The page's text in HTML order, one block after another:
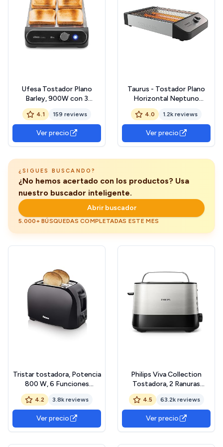
Ufesa Tostador Plano
Barley, 900W con 3
Resistencias de Cuarzo,
Tostador Horizontal de
Acero Inoxidable, Tamaño
XL para 4 Rebanadas, 7
Niveles, Recalentar y
4.1 159 reviews
Ver precio
Taurus - Tostador Plano
Horizontal Neptuno
Legend, 1000W, 25 x 20 cm
Superficie Tostado, 3
resistencias, Indicador
Acústico, Capacidad 4
Tostadas, Bandeja
4.0 1.2k reviews
Ver precio
¿SIGUES BUSCANDO?
¿No hemos acertado con los productos? Usa
nuestro buscador inteligente.
Abrir buscador
5.000+ BÚSQUEDAS COMPLETADAS ESTE MES
Tristar tostadora, Potencia
800 W, 6 Funciones
Ajustables, Bandeja
Extraíble Para Migas,
Soporte Para Pan, BR-1025
4.2 3.8k reviews
Ver precio
Philips Viva Collection
Tostadora, 2 Ranuras
Extraanchas, Función para
Panecillos Integrada, 7
Intensidades, Bandeja
Recogemigas Desmontable,
Gris (Metal) (HD2637/90)
4.5 63.2k reviews
Ver precio